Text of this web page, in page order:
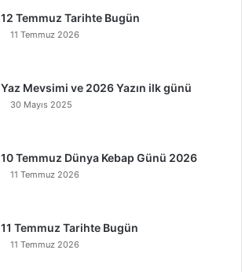
12 Temmuz Tarihte Bugün
11 Temmuz 2026
Yaz Mevsimi ve 2026 Yazın ilk günü
30 Mayıs 2025
10 Temmuz Dünya Kebap Günü 2026
11 Temmuz 2026
11 Temmuz Tarihte Bugün
11 Temmuz 2026